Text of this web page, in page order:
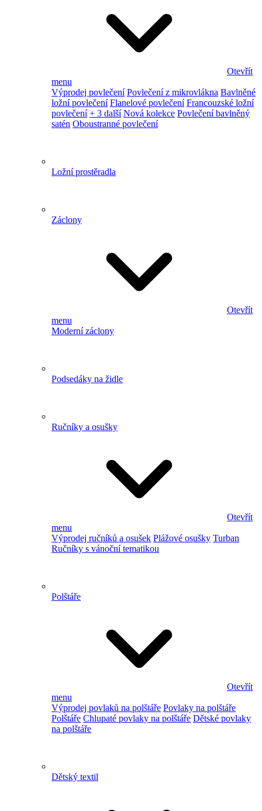
Otevřít
menu
Výprodej povlečení Povlečení z mikrovlákna Bavlněné
ložní povlečení Flanelové povlečení Francouzské ložní
povlečení + 3 další Nová kolekce Povlečení bavlněný
satén Oboustranné povlečení
Ložní prostěradla
Záclony
Otevřít
menu
Moderní záclony
Podsedáky na židle
Ručníky a osušky
Otevřít
menu
Výprodej ručníků a osušek Plážové osušky Turban
Ručníky s vánoční tematikou
Polštáře
Otevřít
menu
Výprodej povlaků na polštáře Povlaky na polštáře
Polštáře Chlupaté povlaky na polštáře Dětské povlaky
na polštáře
Dětský textil